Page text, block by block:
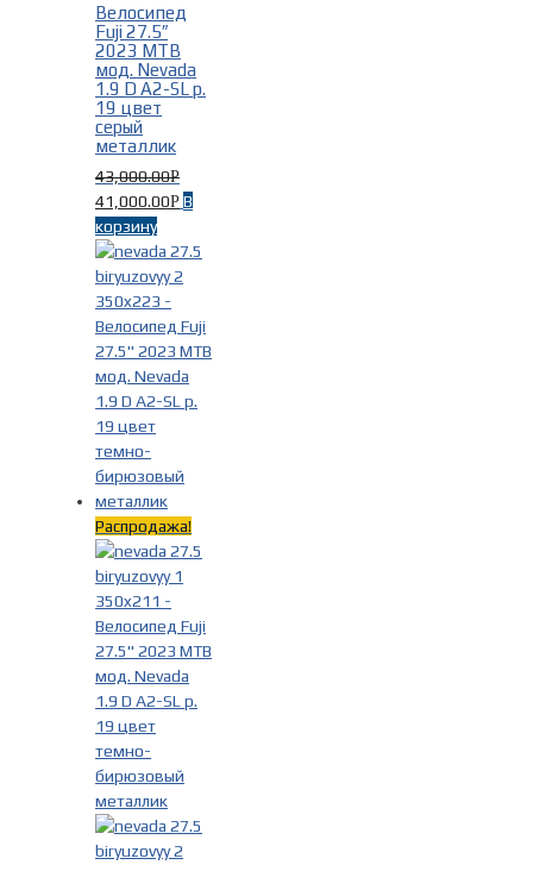
Велосипед
Fuji 27.5″
2023 MTB
мод. Nevada
1.9 D A2-SL р.
19 цвет
серый
металлик
43,000.00Р
41,000.00Р В
корзину
Распродажа!